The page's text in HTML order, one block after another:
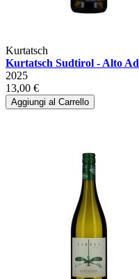
Kurtatsch
Kurtatsch Sudtirol - Alto
2025
13,00 €
Aggiungi al Carrello